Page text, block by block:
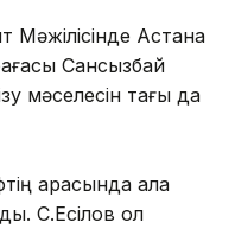
Мәжілісінде Астана
Сансызбай
мәселесін тағы да
арқасында қала
С.Есілов ол